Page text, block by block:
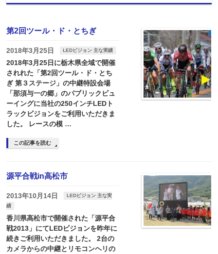
第2回ツール・ド・とちぎ
2018年3月25日 LEDビジョン 主な実績
2018年3月25日に栃木県全域で開催
されれた「第2回ツール・ド・とち
ぎ 第３ステージ」の中継特設会場
「那須与一の郷」のパブリックビュ
ーイングに当社の250インチLEDト
ラックビジョンをご利用いただきま
した。 レースの模 …
この記事を読む
源平合戦in高松市
2013年10月14日
LEDビジョン 主な実
績
香川県高松市で開催された「源平合
戦2013」にてLEDビジョンを昨年に
続きご利用いただきました。 2台の
カメラからの中継とリモコンヘリの